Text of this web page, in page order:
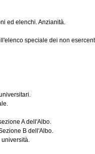
ed elenchi. Anzianità.
speciale dei non
A dell'Albo.
B dell'Albo.
università.